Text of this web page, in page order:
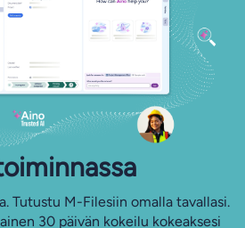
Tutustu M-Filesiin omalla tavallasi.
30 päivän kokeilu kokeaksesi